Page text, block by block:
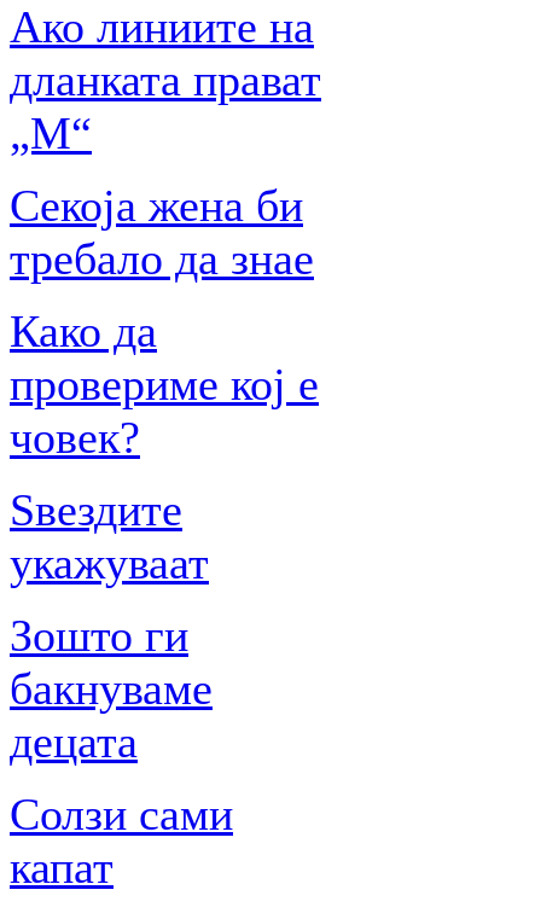
Ако линиите на
дланката прават
„М“
Секоја жена би
требало да знае
Како да
провериме кој е
човек?
Ѕвездите
укажуваат
Зошто ги
бакнуваме
децата
Солзи сами
капат